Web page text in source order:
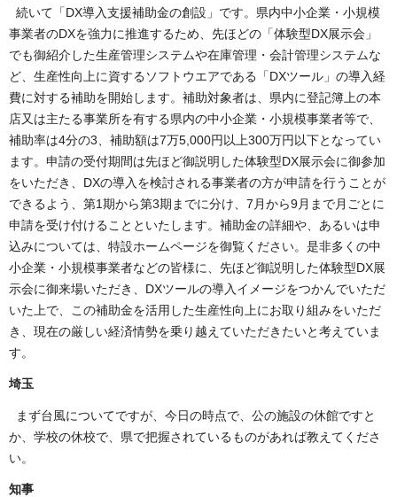
続いて「DX導入支援補助金の創設」です。県内中小企業・小規模
事業者のDXを強力に推進するため、先ほどの「体験型DX展示会」
でも御紹介した生産管理システムや在庫管理・会計管理システムな
ど、生産性向上に資するソフトウエアである「DXツール」の導入経
費に対する補助を開始します。補助対象者は、県内に登記簿上の本
店又は主たる事業所を有する県内の中小企業・小規模事業者等で、
補助率は4分の3、補助額は7万5,000円以上300万円以下となってい
ます。申請の受付期間は先ほど御説明した体験型DX展示会に御参加
をいただき、DXの導入を検討される事業者の方が申請を行うことが
できるよう、第1期から第3期までに分け、7月から9月まで月ごとに
申請を受け付けることといたします。補助金の詳細や、あるいは申
込みについては、特設ホームページを御覧ください。是非多くの中
小企業・小規模事業者などの皆様に、先ほど御説明した体験型DX展
示会に御来場いただき、DXツールの導入イメージをつかんでいただ
いた上で、この補助金を活用した生産性向上にお取り組みをいただ
き、現在の厳しい経済情勢を乗り越えていただきたいと考えていま
す。
埼玉
まず台風についてですが、今日の時点で、公の施設の休館ですと
か、学校の休校で、県で把握されているものがあれば教えてくださ
い。
知事